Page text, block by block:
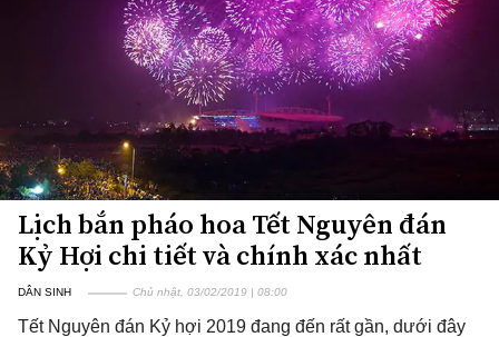
Lịch bắn pháo hoa Tết Nguyên đán
Kỷ Hợi chi tiết và chính xác nhất
DÂN SINH Chủ nhật, 03/02/2019 | 08:00
Tết Nguyên đán Kỷ hợi 2019 đang đến rất gần, dưới đây